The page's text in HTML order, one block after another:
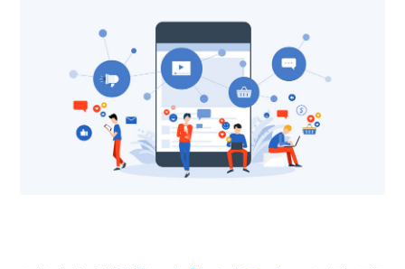
お役立ちコンテンツ
トレンドレポート
マーケコラム